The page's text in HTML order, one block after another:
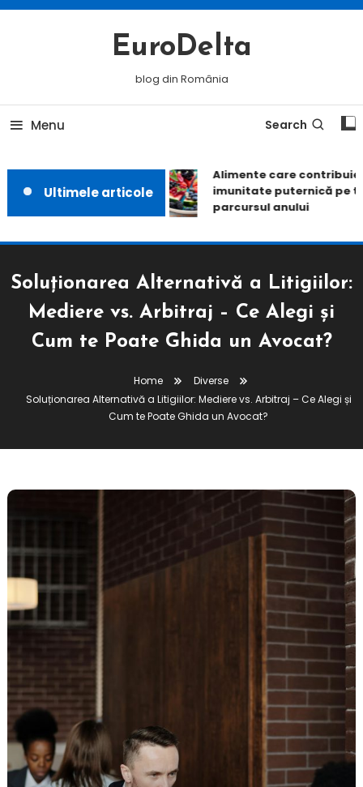
Skip
EuroDelta
blog din România
Menu Search
Ultimele articole
Alimente care contribuie
imunitate puternică pe
parcursul anului
Soluționarea Alternativă a Litigiilor:
Mediere vs. Arbitraj – Ce Alegi și
Cum te Poate Ghida un Avocat?
Home
Diverse
Soluționarea Alternativă a Litigiilor: Mediere vs. Arbitraj – Ce Alegi și
Cum te Poate Ghida un Avocat?